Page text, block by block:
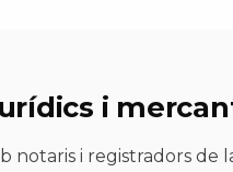
i
notaris i registradors de